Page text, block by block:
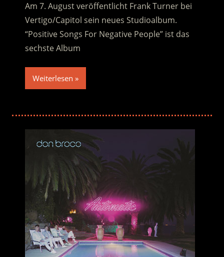
Am 7. August veröffentlicht Frank Turner bei
Vertigo/Capitol sein neues Studioalbum.
“Positive Songs For Negative People” ist das
sechste Album
Weiterlesen